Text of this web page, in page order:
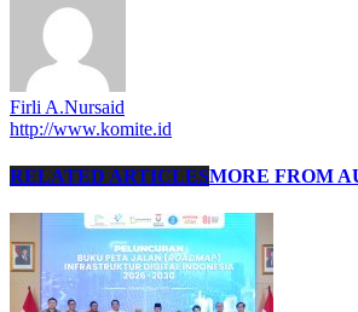
Firli A.Nursaid
http://www.komite.id
RELATED ARTICLESMORE FROM